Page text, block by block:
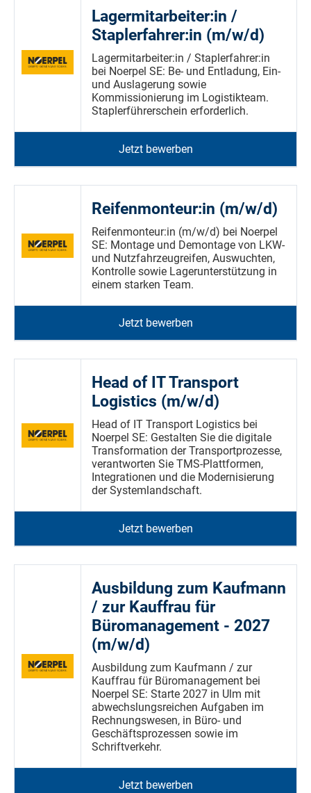
Lagermitarbeiter:in /
Staplerfahrer:in (m/w/d)
Lagermitarbeiter:in / Staplerfahrer:in
bei Noerpel SE: Be- und Entladung, Ein-
und Auslagerung sowie
Kommissionierung im Logistikteam.
Staplerführerschein erforderlich.
Jetzt bewerben
Reifenmonteur:in (m/w/d)
Reifenmonteur:in (m/w/d) bei Noerpel
SE: Montage und Demontage von LKW-
und Nutzfahrzeugreifen, Auswuchten,
Kontrolle sowie Lagerunterstützung in
einem starken Team.
Jetzt bewerben
Head of IT Transport
Logistics (m/w/d)
Head of IT Transport Logistics bei
Noerpel SE: Gestalten Sie die digitale
Transformation der Transportprozesse,
verantworten Sie TMS-Plattformen,
Integrationen und die Modernisierung
der Systemlandschaft.
Jetzt bewerben
Ausbildung zum Kaufmann
/ zur Kauffrau für
Büromanagement - 2027
(m/w/d)
Ausbildung zum Kaufmann / zur
Kauffrau für Büromanagement bei
Noerpel SE: Starte 2027 in Ulm mit
abwechslungsreichen Aufgaben im
Rechnungswesen, in Büro- und
Geschäftsprozessen sowie im
Schriftverkehr.
Jetzt bewerben